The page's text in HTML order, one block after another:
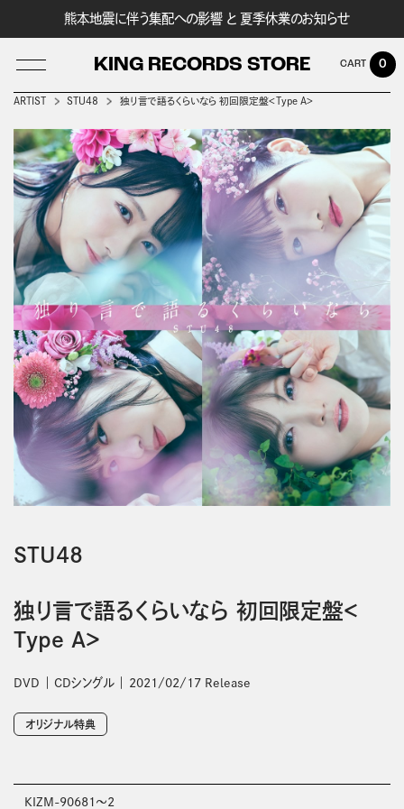
熊本地震に伴う集配への影響 と 夏季休業のお知らせ
KING RECORDS STORE
LOG IN
0
ARTIST STU48 独り言で語るくらいなら 初回限定盤＜Type A＞
STU48
独り言で語るくらいなら 初回限定盤＜
Type A＞
DVD CDシングル 2021/02/17 Release
オリジナル特典
KIZM-90681～2